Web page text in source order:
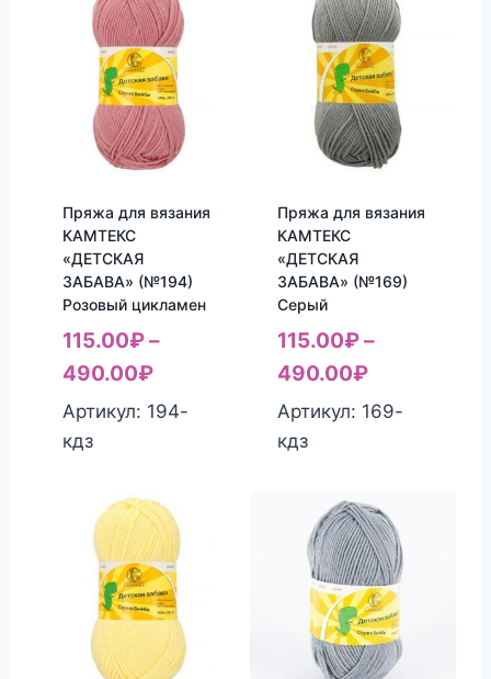
Пряжа для вязания
КАМТЕКС
«ДЕТСКАЯ
ЗАБАВА» (№194)
Розовый цикламен
115.00₽–
490.00₽
Артикул: 194-
кдз
Пряжа для вязания
КАМТЕКС
«ДЕТСКАЯ
ЗАБАВА» (№169)
Серый
115.00₽–
490.00₽
Артикул: 169-
кдз